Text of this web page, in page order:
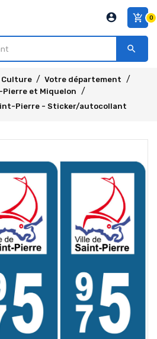
add_shopping_cart 0
account_circle
search
Votre département
Pierre et Miquelon
Pierre - Sticker/autocollant